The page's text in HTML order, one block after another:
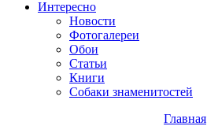
Интересно
Новости
Фотогалереи
Обои
Статьи
Книги
Собаки знаменитостей
Главная